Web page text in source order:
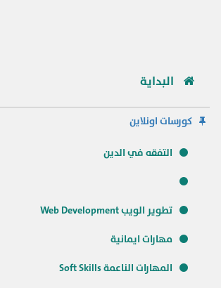
البداية
كورسات اونلاين
التفقه في الدين
تطوير الويب Web Development
مهارات ايمانية
المهارات الناعمة Soft Skills